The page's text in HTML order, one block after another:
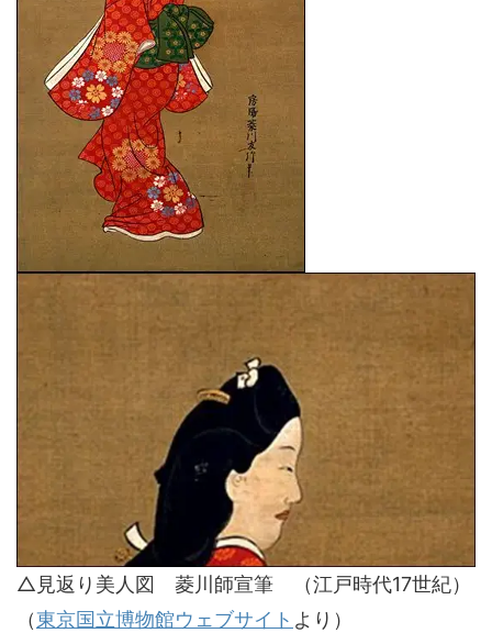
△見返り美人図 菱川師宣筆 （江戸時代17世紀）
（東京国立博物館ウェブサイト より）